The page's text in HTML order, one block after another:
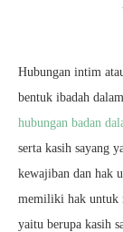
Hubungan intim
bentuk ibadah
hubungan badan
serta kasih sayang
kewajiban dan hak
memiliki hak untuk
yaitu berupa kasih